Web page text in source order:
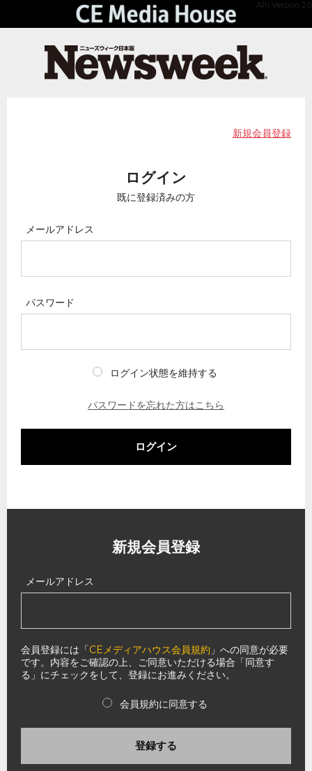
API Version 2.0
新規会員登録
ログイン
既に登録済みの方
メールアドレス
パスワード
ログイン状態を維持する
パスワードを忘れた方はこちら
ログイン
新規会員登録
メールアドレス
会員登録には「CEメディアハウス会員規約 」への同意が必要
です。内容をご確認の上、ご同意いただける場合「同意す
る」にチェックをして、登録にお進みください。
会員規約に同意する
登録する